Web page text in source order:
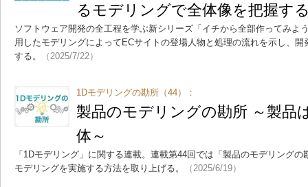
るモデリングで全体像を把握す
ソフトウェア開発の全工程を学ぶ新シリーズ「イチから全部作ってみよ
用したモデリングによってECサイトの登場人物と処理の流れを示し、
する。
（2025/7/22）
1Dモデリングの勘所（44）：
製品のモデリングの勘所 ～製品
体～
「1Dモデリング」に関する連載。連載第44回では「製品のモデリング
モデリングを実施する方法を取り上げる。
（2025/6/19）